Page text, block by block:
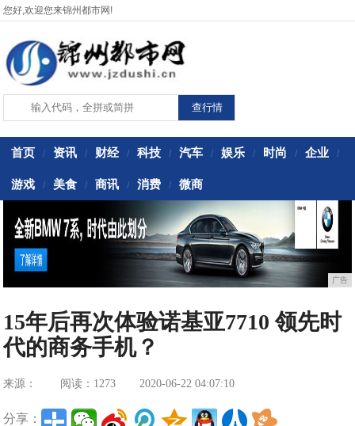
您好,欢迎您来锦州都市网!
首页 / 资讯 / 财经 / 科技 / 汽车 / 娱乐 / 时尚 / 企业 /
游戏 / 美食 / 商讯 / 消费 / 微商
广告
15年后再次体验诺基亚7710 领先时
代的商务手机？
来源： 阅读：1273 2020-06-22 04:07:10
分享：